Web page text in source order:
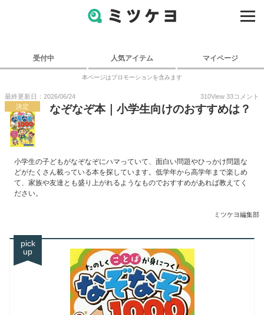
受付中 人気アイテム マイページ
本ページはプロモーションを含みます
最終更新日：2026/06/24 310View 33コメント
決定
なぞなぞ本｜小学生向けのおすすめは？
小学生の子どもがなぞなぞにハマっていて、面白い問題やひっかけ問題な
どがたくさん載っている本を探しています。低学年から高学年まで楽しめ
て、家族や友達とも盛り上がれるようなものでおすすめがあれば教えてく
ださい。
ミツケヨ編集部
pick
up